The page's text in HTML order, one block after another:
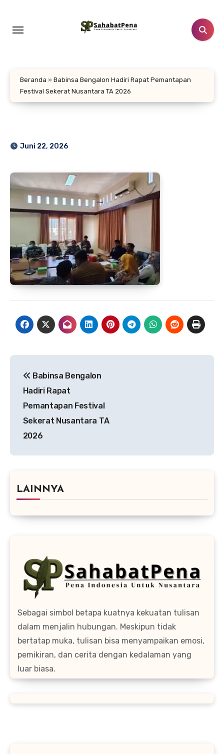
konten
Beranda » Babinsa Bengalon Hadiri Rapat Pemantapan
Festival Sekerat Nusantara TA 2026
Juni 22, 2026
pos
Babinsa Bengalon
Hadiri Rapat
Pemantapan Festival
Sekerat Nusantara TA
2026
LAINNYA
Sebagai simbol betapa kuatnya kekuatan tulisan
dalam menjalin hubungan. Meskipun tidak
bertatap muka, tulisan bisa menyampaikan emosi,
pemikiran, dan cerita dengan kedalaman yang
luar biasa.